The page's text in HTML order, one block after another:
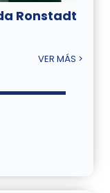
Ronstadt
VER MÁS >